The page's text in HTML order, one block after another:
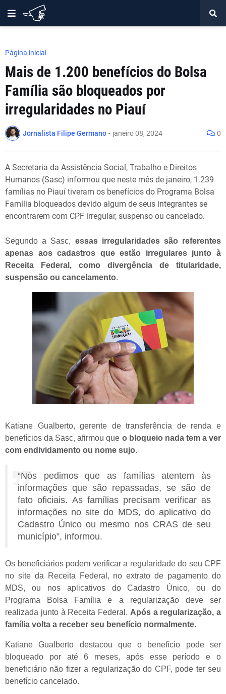
Página inicial
Mais de 1.200 benefícios do Bolsa
Família são bloqueados por
irregularidades no Piauí
Jornalista Filipe Germano - janeiro 08, 2024 0
A Secretaria da Assistência Social, Trabalho e Direitos
Humanos (Sasc) informou que neste mês de janeiro, 1.239
famílias no Piauí tiveram os benefícios do Programa Bolsa
Família bloqueados devido algum de seus integrantes se
encontrarem com CPF irregular, suspenso ou cancelado.
Segundo a Sasc, essas irregularidades são referentes
apenas aos cadastros que estão irregulares junto à
Receita Federal, como divergência de titularidade,
suspensão ou cancelamento.
Katiane Gualberto, gerente de transferência de renda e
benefícios da Sasc, afirmou que o bloqueio nada tem a ver
com endividamento ou nome sujo.
“Nós pedimos que as famílias atentem às
informações que são repassadas, se são de
fato oficiais. As famílias precisam verificar as
informações no site do MDS, do aplicativo do
Cadastro Único ou mesmo nos CRAS de seu
município”, informou.
Os beneficiários podem verificar a regularidade do seu CPF
no site da Receita Federal, no extrato de pagamento do
MDS, ou nos aplicativos do Cadastro Único, ou do
Programa Bolsa Família e a regularização deve ser
realizada junto à Receita Federal. Após a regularização, a
família volta a receber seu benefício normalmente.
Katiane Gualberto destacou que o benefício pode ser
bloqueado por até 6 meses, após esse período e o
beneficiário não fizer a regularização do CPF, pode ter seu
benefício cancelado.